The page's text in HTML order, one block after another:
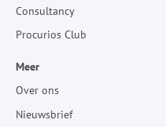
Consultancy
Procurios Club
Meer
Over ons
Nieuwsbrief